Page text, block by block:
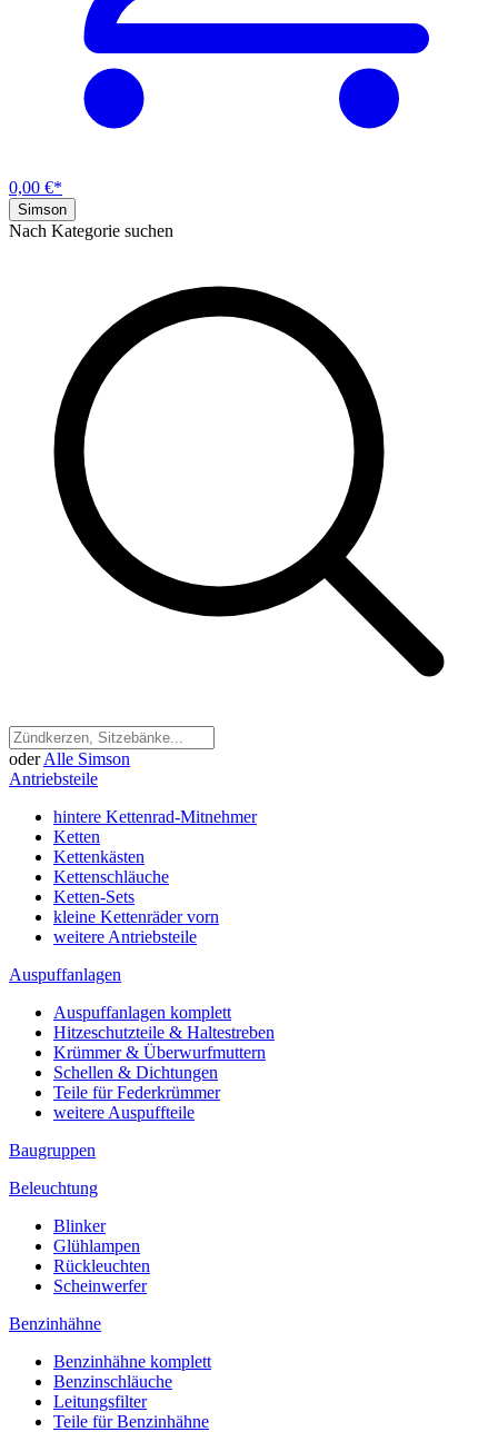
0,00 €*
Simson
Nach Kategorie suchen
oder Alle Simson
Antriebsteile
hintere Kettenrad-Mitnehmer
Ketten
Kettenkästen
Kettenschläuche
Ketten-Sets
kleine Kettenräder vorn
weitere Antriebsteile
Auspuffanlagen
Auspuffanlagen komplett
Hitzeschutzteile & Haltestreben
Krümmer & Überwurfmuttern
Schellen & Dichtungen
Teile für Federkrümmer
weitere Auspuffteile
Baugruppen
Beleuchtung
Blinker
Glühlampen
Rückleuchten
Scheinwerfer
Benzinhähne
Benzinhähne komplett
Benzinschläuche
Leitungsfilter
Teile für Benzinhähne